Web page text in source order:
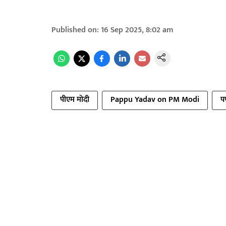
Published on: 16 Sep 2025, 8:02 am
पीएम मोदी Pappu Yadav on PM Modi